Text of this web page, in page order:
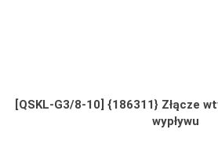
[QSKL-G3/8-10] {186311} Złącze
wypływu